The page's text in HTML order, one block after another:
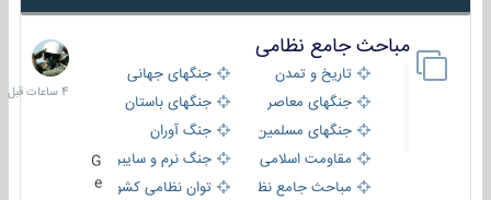
مباحث جامع نظامی
تاریخ و تمدن
جنگهای جهانی
جنگهای معاصر
جنگهای باستان
جنگهای مسلمین
جنگ آوران
مقاومت اسلامی
جنگ نرم و سایبری
مباحث جامع نظامی
توان نظامی کشورها
4
ساعات
قبل